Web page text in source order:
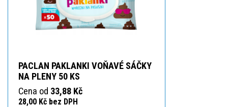
PACLAN PAKLANKI VOŇAVÉ SÁČKY
NA PLENY 50 KS
Cena od 33,88 Kč
28,00 Kč bez DPH